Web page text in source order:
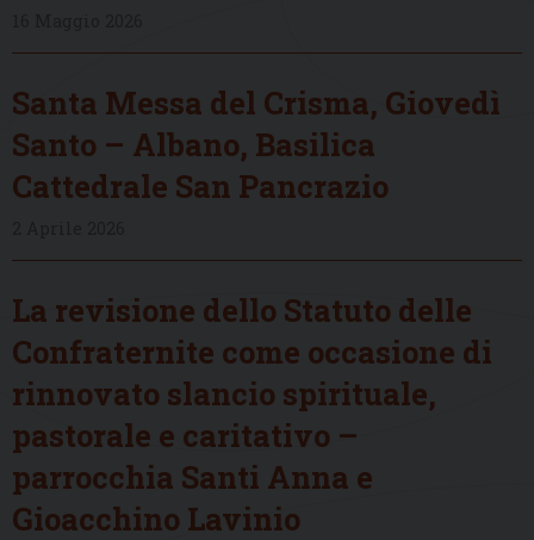
Santa Messa del Crisma, Giovedì
Santo – Albano, Basilica
Cattedrale San Pancrazio
La revisione dello Statuto delle
Confraternite come occasione di
rinnovato slancio spirituale,
pastorale e caritativo –
parrocchia Santi Anna e
Gioacchino Lavinio